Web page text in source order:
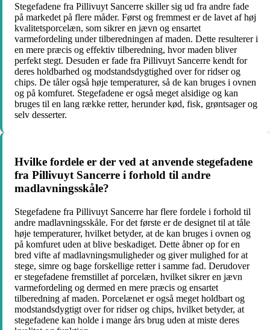
Stegefadene fra Pillivuyt Sancerre skiller sig ud fra andre fade
på markedet på flere måder. Først og fremmest er de lavet af høj
kvalitetsporcelæn, som sikrer en jævn og ensartet
varmefordeling under tilberedningen af maden. Dette resulterer i
en mere præcis og effektiv tilberedning, hvor maden bliver
perfekt stegt. Desuden er fade fra Pillivuyt Sancerre kendt for
deres holdbarhed og modstandsdygtighed over for ridser og
chips. De tåler også høje temperaturer, så de kan bruges i ovnen
og på komfuret. Stegefadene er også meget alsidige og kan
bruges til en lang række retter, herunder kød, fisk, grøntsager og
selv desserter.
Hvilke fordele er der ved at anvende stegefadene
fra Pillivuyt Sancerre i forhold til andre
madlavningsskåle?
Stegefadene fra Pillivuyt Sancerre har flere fordele i forhold til
andre madlavningsskåle. For det første er de designet til at tåle
høje temperaturer, hvilket betyder, at de kan bruges i ovnen og
på komfuret uden at blive beskadiget. Dette åbner op for en
bred vifte af madlavningsmuligheder og giver mulighed for at
stege, simre og bage forskellige retter i samme fad. Derudover
er stegefadene fremstillet af porcelæn, hvilket sikrer en jævn
varmefordeling og dermed en mere præcis og ensartet
tilberedning af maden. Porcelænet er også meget holdbart og
modstandsdygtigt over for ridser og chips, hvilket betyder, at
stegefadene kan holde i mange års brug uden at miste deres